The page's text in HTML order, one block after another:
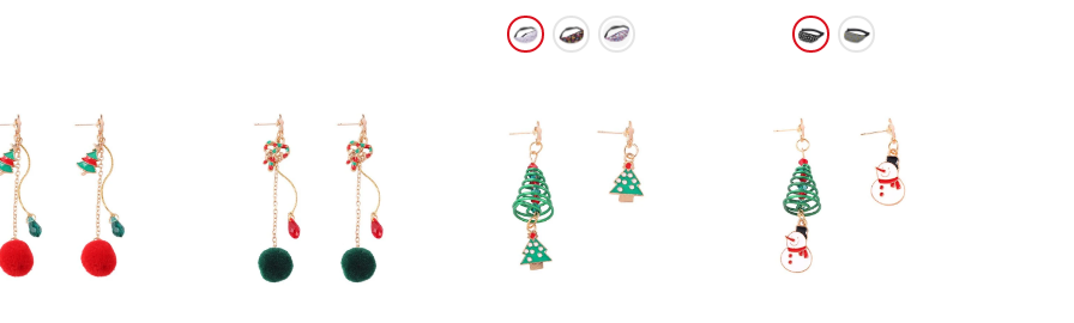
Stoc 0
material foarte rezistent , holografic care va ofera